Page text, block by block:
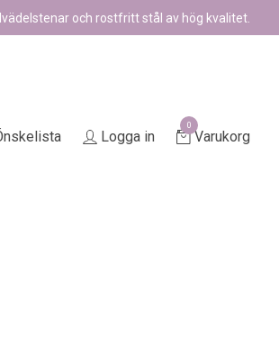
och rostfritt stål av hög kvalitet.
Logga in
0
Varukorg